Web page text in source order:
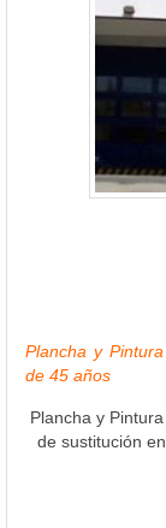
Plancha y
de 45 años
Plancha y
de sustitución